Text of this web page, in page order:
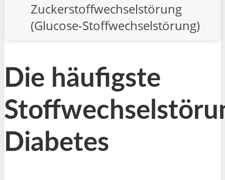
Zuckerstoffwechselstörung
(Glucose-Stoffwechselstörung)
Die häufigste
Diabetes